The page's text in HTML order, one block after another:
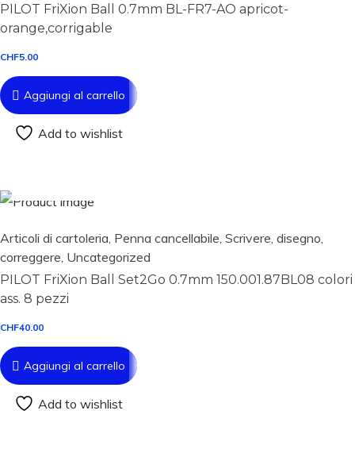
PILOT FriXion Ball 0.7mm BL-FR7-AO apricot-
orange,corrigable
CHF5.00
Aggiungi al carrello
Add to wishlist
Articoli di cartoleria Penna cancellabile Scrivere, disegno,
correggere Uncategorized
PILOT FriXion Ball Set2Go 0.7mm 150.001.87BL08 colori
ass. 8 pezzi
CHF40.00
Aggiungi al carrello
Add to wishlist